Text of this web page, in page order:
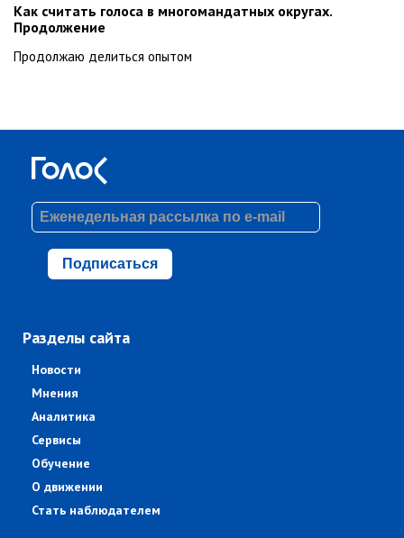
Как считать голоса в многомандатных округах.
Продолжение
Продолжаю делиться опытом
Подписаться
Разделы сайта
Новости
Мнения
Аналитика
Сервисы
Обучение
О движении
Стать наблюдателем